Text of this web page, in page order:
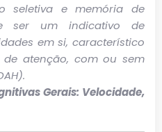
seletiva e memória de
ser um indicativo de
em si, característico
atenção, com ou sem
Gerais: Velocidade,